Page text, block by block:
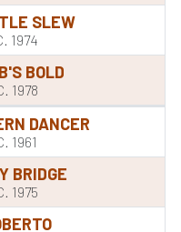
SLEW
1974
BOLD
1978
DANCER
1961
BRIDGE
1975